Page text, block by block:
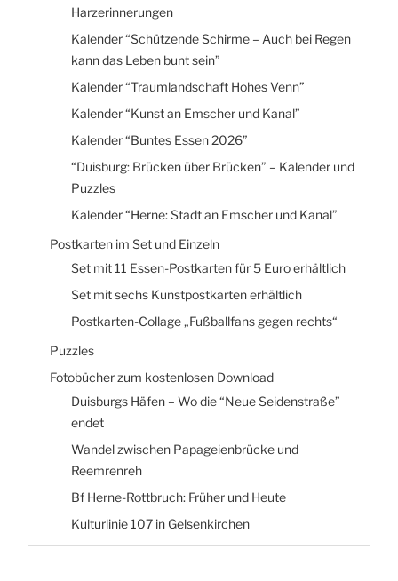
Harzerinnerungen
Kalender “Schützende Schirme – Auch bei Regen
kann das Leben bunt sein”
Kalender “Traumlandschaft Hohes Venn”
Kalender “Kunst an Emscher und Kanal”
Kalender “Buntes Essen 2026”
“Duisburg: Brücken über Brücken” – Kalender und
Puzzles
Kalender “Herne: Stadt an Emscher und Kanal”
Postkarten im Set und Einzeln
Set mit 11 Essen-Postkarten für 5 Euro erhältlich
Set mit sechs Kunstpostkarten erhältlich
Postkarten-Collage „Fußballfans gegen rechts“
Puzzles
Fotobücher zum kostenlosen Download
Duisburgs Häfen – Wo die “Neue Seidenstraße”
endet
Wandel zwischen Papageienbrücke und
Reemrenreh
Bf Herne-Rottbruch: Früher und Heute
Kulturlinie 107 in Gelsenkirchen